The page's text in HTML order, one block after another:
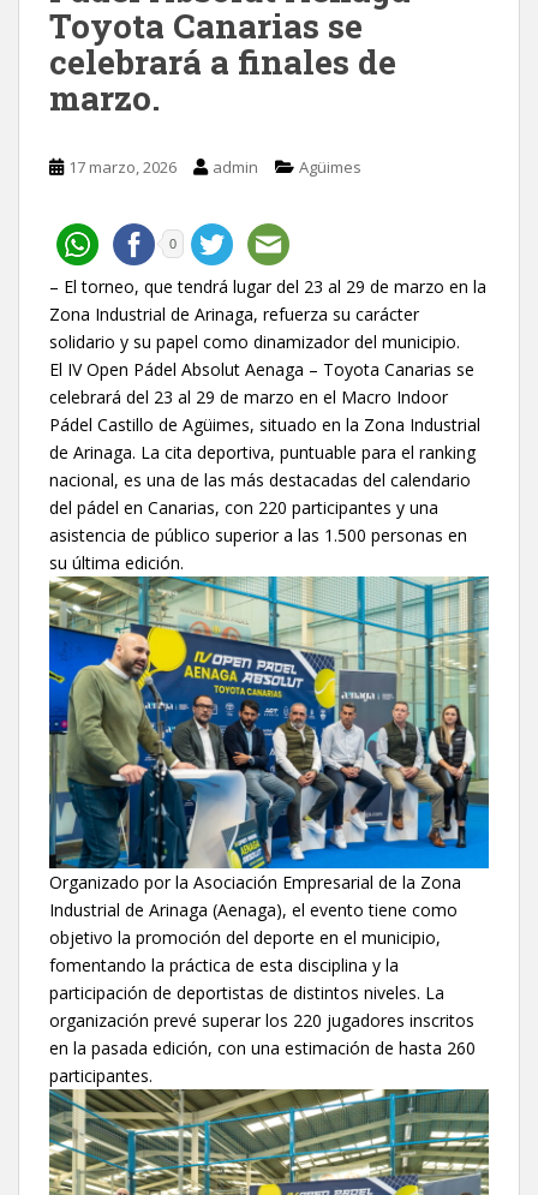
Toyota Canarias se
celebrará a finales de
marzo.
17 marzo, 2026 admin Agüimes
0
– El torneo, que tendrá lugar del 23 al 29 de marzo en la
Zona Industrial de Arinaga, refuerza su carácter
solidario y su papel como dinamizador del municipio.
El IV Open Pádel Absolut Aenaga – Toyota Canarias se
celebrará del 23 al 29 de marzo en el Macro Indoor
Pádel Castillo de Agüimes, situado en la Zona Industrial
de Arinaga. La cita deportiva, puntuable para el ranking
nacional, es una de las más destacadas del calendario
del pádel en Canarias, con 220 participantes y una
asistencia de público superior a las 1.500 personas en
su última edición.
Organizado por la Asociación Empresarial de la Zona
Industrial de Arinaga (Aenaga), el evento tiene como
objetivo la promoción del deporte en el municipio,
fomentando la práctica de esta disciplina y la
participación de deportistas de distintos niveles. La
organización prevé superar los 220 jugadores inscritos
en la pasada edición, con una estimación de hasta 260
participantes.